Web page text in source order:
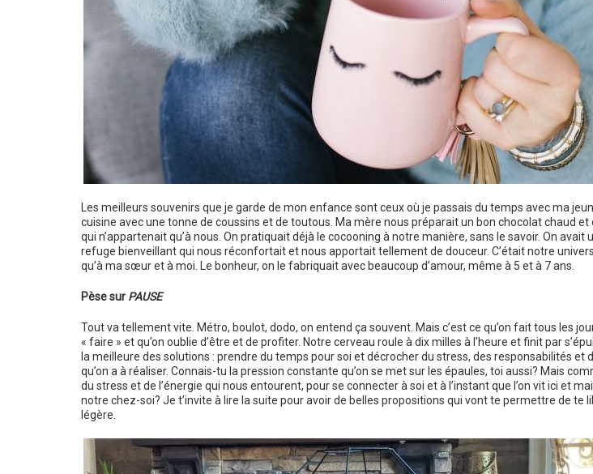
Les meilleurs souvenirs que je garde de mon enfance sont ceux où je passais du temps avec ma
cuisine avec une tonne de coussins et de toutous. Ma mère nous préparait un bon chocolat chaud
qui n’appartenait qu’à nous. On pratiquait déjà le cocooning à notre manière, sans le savoir. On avait
refuge bienveillant qui nous réconfortait et nous apportait tellement de douceur. C’était notre
qu’à ma sœur et à moi. Le bonheur, on le fabriquait avec beaucoup d’amour, même à 5 et à 7 ans.
Pèse sur PAUSE
Tout va tellement vite. Métro, boulot, dodo, on entend ça souvent. Mais c’est ce qu’on fait tous les
« faire » et qu’on oublie d’être et de profiter. Notre cerveau roule à dix milles à l’heure et finit par
la meilleure des solutions : prendre du temps pour soi et décrocher du stress, des responsabilités et
qu’on a à réaliser. Connais-tu la pression constante qu’on se met sur les épaules, toi aussi? Mais
du stress et de l’énergie qui nous entourent, pour se connecter à soi et à l’instant que l’on vit ici et
notre chez-soi? Je t’invite à lire la suite pour avoir de belles propositions qui vont te permettre de te
légère.